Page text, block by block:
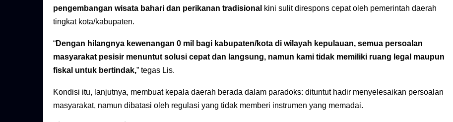
pengembangan wisata bahari dan perikanan tradisional kini sulit direspons cepat oleh pemerintah daerah
tingkat kota/kabupaten.
“Dengan hilangnya kewenangan 0 mil bagi kabupaten/kota di wilayah kepulauan, semua persoalan
masyarakat pesisir menuntut solusi cepat dan langsung, namun kami tidak memiliki ruang legal maupun
fiskal untuk bertindak,” tegas Lis.
Kondisi itu, lanjutnya, membuat kepala daerah berada dalam paradoks: dituntut hadir menyelesaikan persoalan
masyarakat, namun dibatasi oleh regulasi yang tidak memberi instrumen yang memadai.